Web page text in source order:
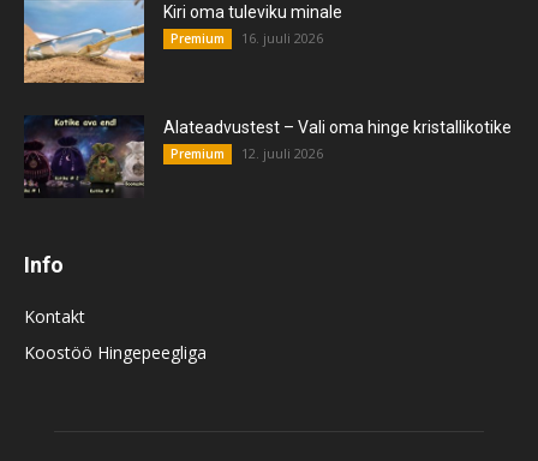
Kiri oma tuleviku minale
Premium 16. juuli 2026
Alateadvustest – Vali oma hinge kristallikotike
Premium 12. juuli 2026
Info
Kontakt
Koostöö Hingepeegliga